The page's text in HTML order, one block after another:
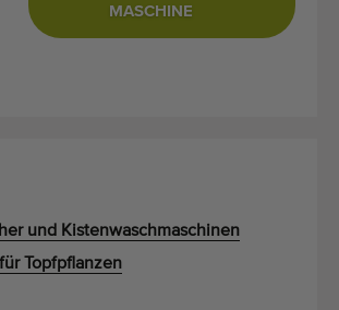
MASCHINE
und Kistenwaschmaschinen
Topfpflanzen